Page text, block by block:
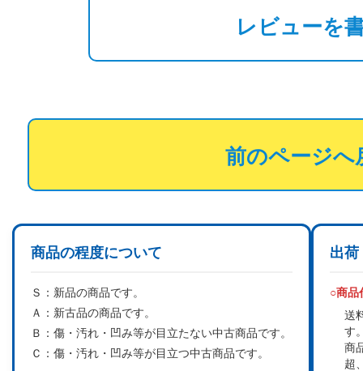
レビューを
前のページへ
商品の程度について
Ｓ： 新品の商品です。
Ａ： 新古品の商品です。
Ｂ： 傷・汚れ・凹み等が目立たない中古商品です。
Ｃ： 傷・汚れ・凹み等が目立つ中古商品です。
出荷
○商品
送
す
商
超